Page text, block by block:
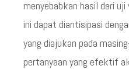
menyebabkan hasil dari
ini dapat diantisipasi
yang diajukan pada
pertanyaan yang efektif